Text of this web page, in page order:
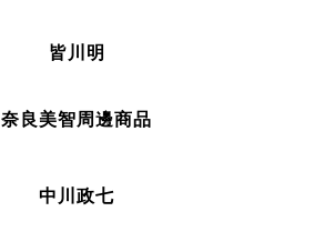
皆川明
奈良美智周邊商品
中川政七